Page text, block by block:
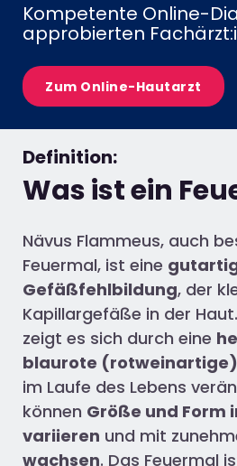
Kompetente Online-
approbierten
Zum Online-Hautarzt
Definition:
Was ist ein
Nävus Flammeus, auch
Feuermal, ist eine
Gefäßfehlbildung, der
Kapillargefäße in der
zeigt es sich durch eine
blaurote
im Laufe des Lebens
können Größe und Form
variieren und mit
wachsen. Das Feuermal